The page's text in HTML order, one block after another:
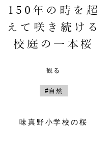
150年の時を超
えて咲き続ける
校庭の一本桜
観る
#自然
味真野小学校の桜